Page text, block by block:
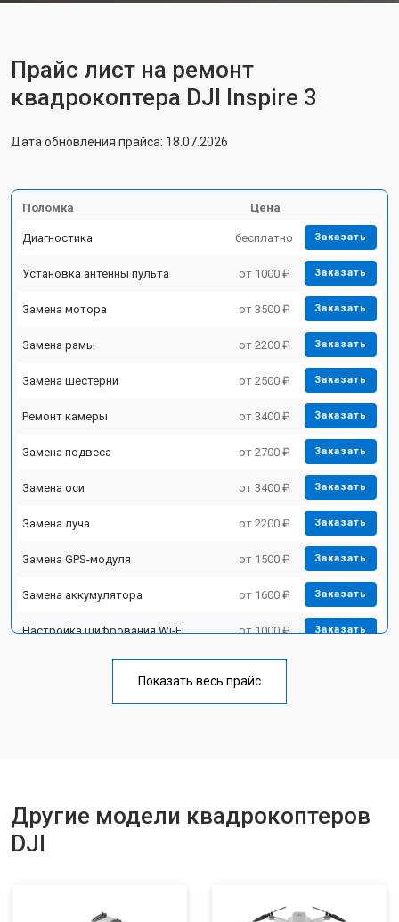
Прайс лист на ремонт
квадрокоптера DJI Inspire 3
Дата обновления прайса: 18.07.2026
Поломка Цена
Диагностика бесплатно Заказать
Установка антенны пульта от 1000 ₽ Заказать
Замена мотора от 3500 ₽ Заказать
Замена рамы от 2200 ₽ Заказать
Замена шестерни от 2500 ₽ Заказать
Ремонт камеры от 3400 ₽ Заказать
Замена подвеса от 2700 ₽ Заказать
Замена оси от 3400 ₽ Заказать
Замена луча от 2200 ₽ Заказать
Замена GPS-модуля от 1500 ₽ Заказать
Замена аккумулятора от 1600 ₽ Заказать
Настройка шифрования Wi-Fi от 1000 ₽ Заказать
Замена материнской платы от 2800 ₽
Показать весь прайс
Другие модели квадрокоптеров
DJI